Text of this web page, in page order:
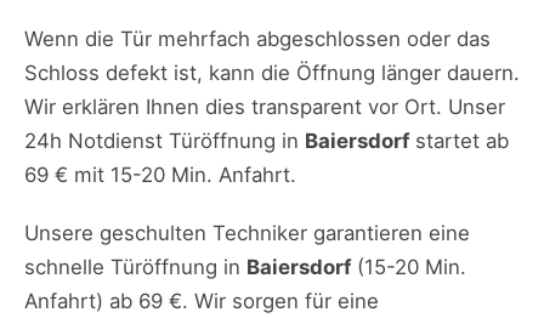
Wenn die Tür mehrfach abgeschlossen oder das
Schloss defekt ist, kann die Öffnung länger dauern.
Wir erklären Ihnen dies transparent vor Ort. Unser
24h Notdienst Türöffnung in Baiersdorfstartet ab
69 € mit 15-20 Min. Anfahrt.
Unsere geschulten Techniker garantieren eine
schnelle Türöffnung in Baiersdorf(15-20 Min.
Anfahrt) ab 69 €. Wir sorgen für eine